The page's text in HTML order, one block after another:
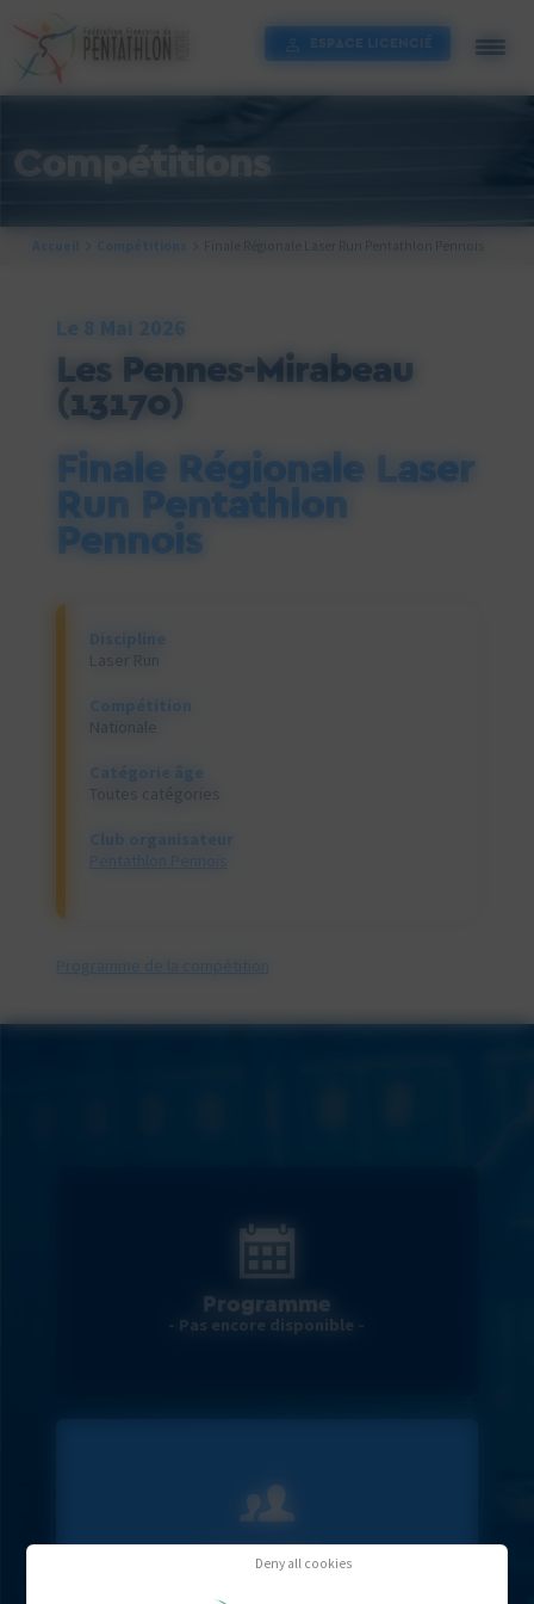
Compétitions
Le 8 Mai 2026
Les Pennes-Mirabeau
(13170)
Finale Régionale Laser
Run Pentathlon
Pennois
Discipline
Laser Run
Compétition
Nationale
Catégorie âge
Toutes catégories
Club organisateur
Programme
- Pas encore disponible -
Engagés
Deny all cookies